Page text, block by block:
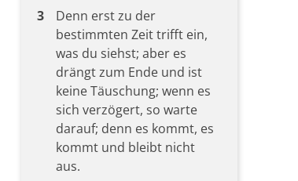
3
Denn erst zu der
bestimmten Zeit trifft ein,
was du siehst; aber es
drängt zum Ende und ist
keine Täuschung; wenn es
sich verzögert, so warte
darauf; denn es kommt, es
kommt und bleibt nicht
aus.